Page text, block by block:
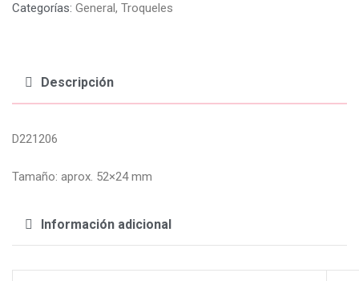
Categorías: General, Troqueles
Descripción
D221206
Tamaño: aprox. 52×24 mm
Información adicional